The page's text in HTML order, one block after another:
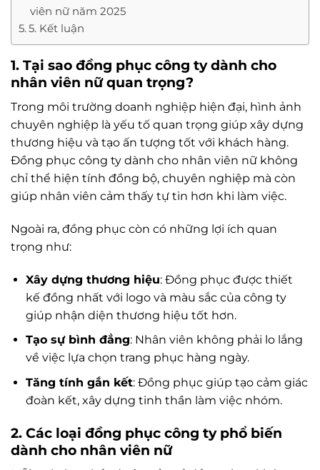
viên nữ năm 2025
5. Kết luận
1. Tại sao đồng phục công ty dành cho
nhân viên nữ quan trọng?
Trong môi trường doanh nghiệp hiện đại, hình ảnh
chuyên nghiệp là yếu tố quan trọng giúp xây dựng
thương hiệu và tạo ấn tượng tốt với khách hàng.
Đồng phục công ty dành cho nhân viên nữ không
chỉ thể hiện tính đồng bộ, chuyên nghiệp mà còn
giúp nhân viên cảm thấy tự tin hơn khi làm việc.
Ngoài ra, đồng phục còn có những lợi ích quan
trọng như:
Xây dựng thương hiệu: Đồng phục được thiết
kế đồng nhất với logo và màu sắc của công ty
giúp nhận diện thương hiệu tốt hơn.
Tạo sự bình đẳng: Nhân viên không phải lo lắng
về việc lựa chọn trang phục hàng ngày.
Tăng tính gắn kết: Đồng phục giúp tạo cảm giác
đoàn kết, xây dựng tinh thần làm việc nhóm.
2. Các loại đồng phục công ty phổ biến
dành cho nhân viên nữ